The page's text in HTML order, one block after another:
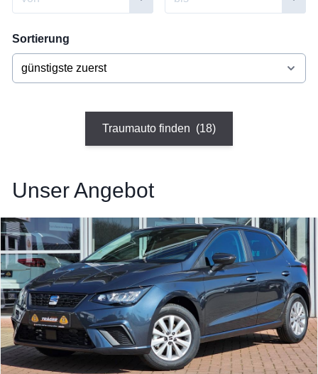
Sortierung
Traumauto finden (18)
Unser Angebot